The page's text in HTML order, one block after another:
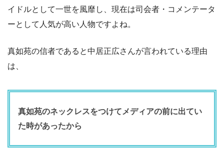
イドルとして一世を風靡し、現在は司会者・コメンテータ
ーとして人気が高い人物ですよね。
真如苑の信者であると中居正広さんが言われている理由
は、
真如苑のネックレスをつけてメディアの前に出てい
た時があったから